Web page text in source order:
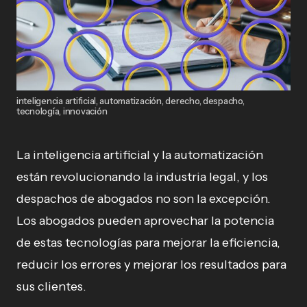
inteligencia artificial, automatización, derecho, despacho,
tecnología, innovación
La inteligencia artificial y la automatización
están revolucionando la industria legal, y los
despachos de abogados no son la excepción.
Los abogados pueden aprovechar la potencia
de estas tecnologías para mejorar la eficiencia,
reducir los errores y mejorar los resultados para
sus clientes.